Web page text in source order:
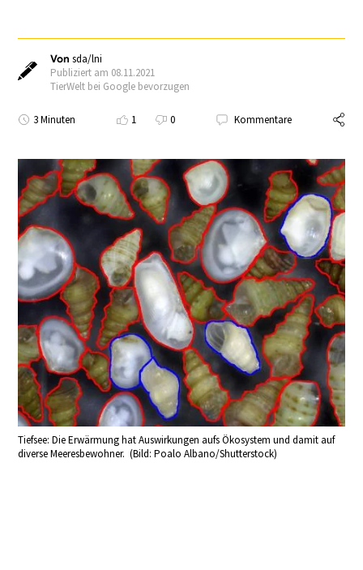
Vonsda/lni
Publiziert am 08.11.2021
TierWelt bei Google bevorzugen
3 Minuten 1 0 Kommentare
Tiefsee: Die Erwärmung hat Auswirkungen aufs Ökosystem und damit auf
diverse Meeresbewohner. (Bild: Poalo Albano/Shutterstock)